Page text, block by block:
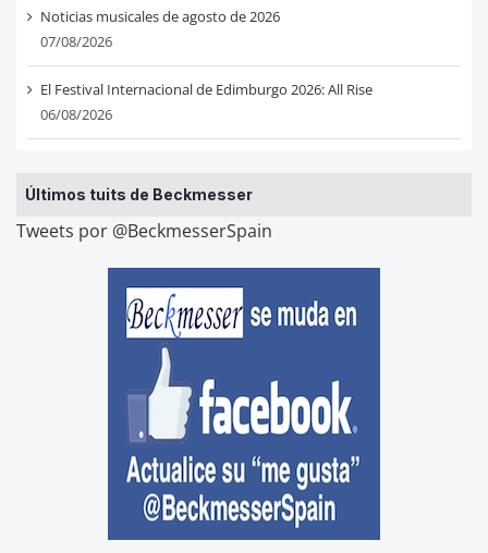
Noticias musicales de agosto de 2026
07/08/2026
El Festival Internacional de Edimburgo 2026: All Rise
06/08/2026
Últimos tuits de Beckmesser
Tweets por @BeckmesserSpain